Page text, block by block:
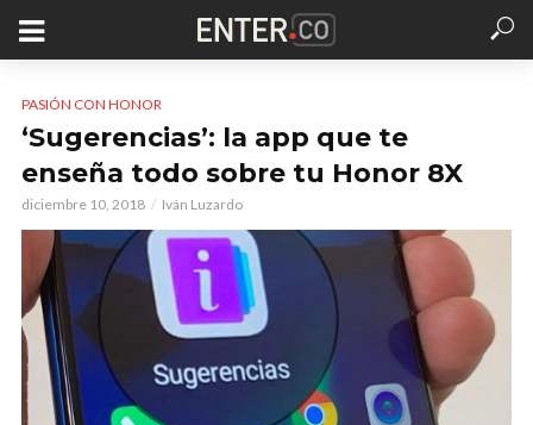
PASIÓN CON HONOR
‘Sugerencias’: la app que te
enseña todo sobre tu Honor 8X
diciembre 10, 2018 Iván Luzardo